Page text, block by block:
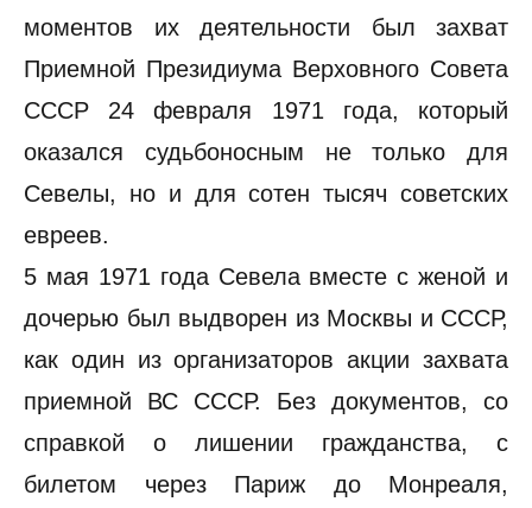
моментов их деятельности был захват
Приемной Президиума Верховного Совета
СССР 24 февраля 1971 года, который
оказался судьбоносным не только для
Севелы, но и для сотен тысяч советских
евреев.
5 мая 1971 года Севела вместе с женой и
дочерью был выдворен из Москвы и СССР,
как один из организаторов акции захвата
приемной ВС СССР. Без документов, со
справкой о лишении гражданства, с
билетом через Париж до Монреаля,